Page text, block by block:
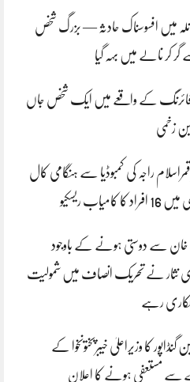
میں افسوسناک حادثہ — بزرگ شخص
گر کر نالے میں بہہ گیا
فائرنگ کے واقعے میں ایک شخص جاں
زخمی
قمراسلام راجہ کی کمبوڈیا سے ہنگامی کال
کا کامیاب ریسکیو
خان سے دوستی ہونے کے باوجود
نثار نے تحریک انصاف میں شمولیت
رہے
گنڈاپور کا وزیراعلیٰ خیبرپختونخوا کے
مستعفی ہونے کا اعلان